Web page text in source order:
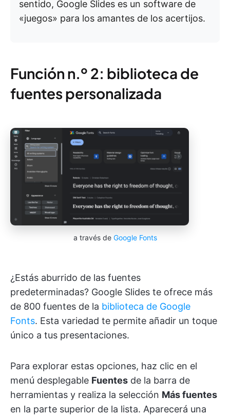
sentido, Google Slides es un software de
«juegos» para los amantes de los acertijos.
Función n.º 2: biblioteca de
fuentes personalizada
a través de Google Fonts
¿Estás aburrido de las fuentes
predeterminadas? Google Slides te ofrece más
de 800 fuentes de la biblioteca de Google
Fonts. Esta variedad te permite añadir un toque
único a tus presentaciones.
Para explorar estas opciones, haz clic en el
menú desplegable Fuentes de la barra de
herramientas y realiza la selección Más fuentes
en la parte superior de la lista. Aparecerá una